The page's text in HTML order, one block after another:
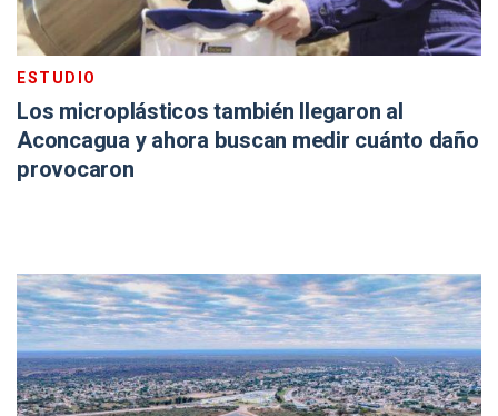
ESTUDIO
Los microplásticos también llegaron al
Aconcagua y ahora buscan medir cuánto daño
provocaron